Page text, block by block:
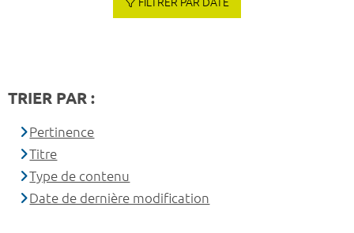
FILTRER PAR DATE
TRIER PAR :
Pertinence
Titre
Type de contenu
Date de dernière modification